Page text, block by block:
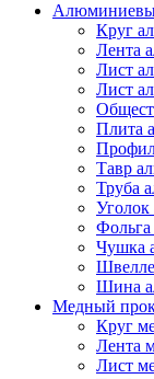
Круг
Лента
Лист
Лист
Плита
Тавр
Труба
Чушка
Шина
Медный
Круг
Лента
Лист